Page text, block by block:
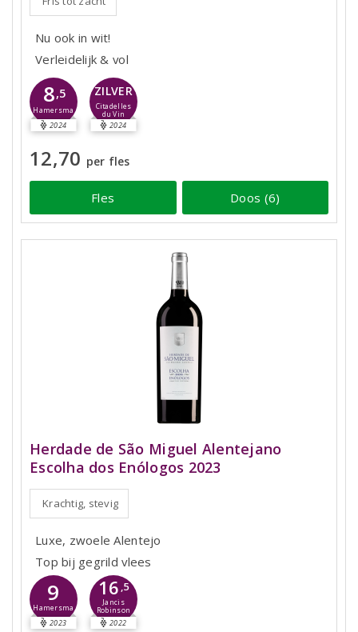
Nu ook in wit!
Verleidelijk & vol
8,5
Hamersma
2024
ZILVER
Citadelles
du Vin
2024
12,70 per fles
Fles Doos (6)
Herdade de São Miguel Alentejano
Escolha dos Enólogos 2023
Krachtig, stevig
Luxe, zwoele Alentejo
Top bij gegrild vlees
9
Hamersma
2023
16 ,5
Jancis
Robinson
2022